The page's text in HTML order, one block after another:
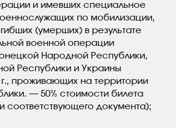
и имевших специальное
по мобилизации,
(умерших) в результате
военной операции
Народной Республики,
Республики и Украины
г., проживающих на территории
— 50% стоимости билета
соответствующего документа);